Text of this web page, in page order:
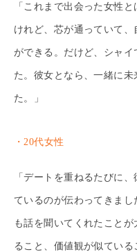
「これまで出会った女性
けれど、芯が通っていて
ができる。だけど、シャ
た。彼女となら、一緒に
た。」
・20代女性
「デートを重ねるたびに
ているのが伝わってきま
も話を聞いてくれたこと
ること、価値観が似ている